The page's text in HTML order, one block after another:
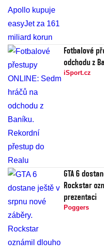
Fotbalové
odchodu z
iSport.cz
GTA 6
Rockstar
prezentaci
Poggers